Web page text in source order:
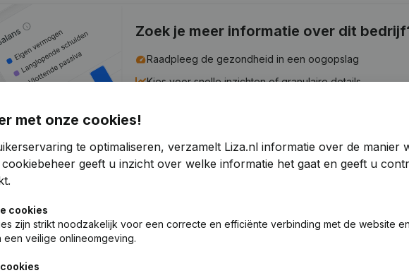
Zoek je meer informatie over dit
Raadpleeg de gezondheid in een oogopslag
Kies voor snelle inzichten of granulaire details
7 dagen gratis proefperiode, geen kredietkaart vereist.
met onze cookies!
te optimaliseren, verzamelt Liza.nl informatie over de manier
geeft u inzicht over welke informatie het gaat en geeft u
cookies
zijn strikt noodzakelijk voor een correcte en efficiënte verbinding met de website en
een veilige onlineomgeving.